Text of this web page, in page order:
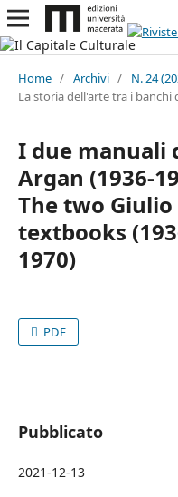
Home / Archivi / N. 24
La storia dell'arte tra i banchi
I due manuali
Argan (1936-
The two Giulio
textbooks
1970)
PDF
Pubblicato
2021-12-13